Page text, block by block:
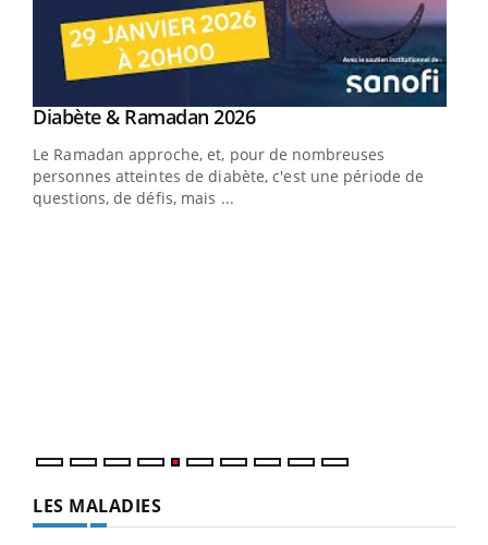
Youtube
Diabète & Ramadan 2026Youtube
Le Ramadan approche, et, pour de nombreuses
personnes atteintes de diabète, c'est une période de
questions, de défis, mais ...
LES MALADIES